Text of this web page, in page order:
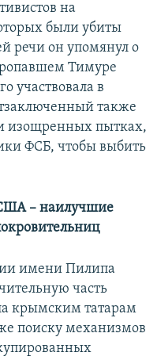
на
были убиты
речи он упомянул о
Тимуре
участвовала в
также
и изощренных пытках,
ФСБ, чтобы выбить
– наилучшие
имени Пилипа
часть
крымским татарам
поиску механизмов